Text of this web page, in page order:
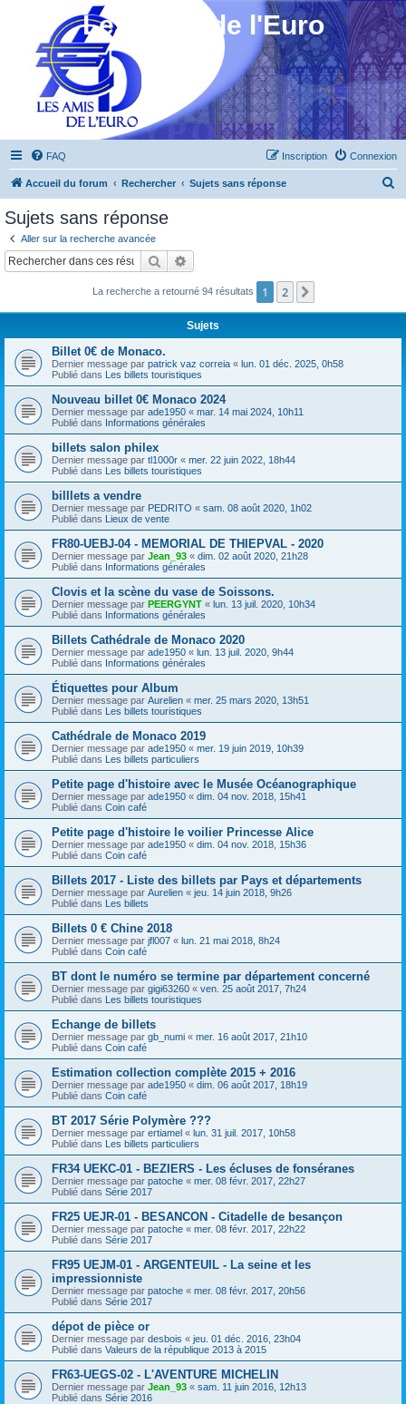
Les Amis de l'Euro
FAQ Connexion
Inscription
Accueil du forum Rechercher Sujets sans réponse
c
Sujets sans réponse
Aller sur la recherche avancée
Rechercher
La recherche a retourné 94 résultats 1 2
Sujets
Billet 0€ de Monaco.
Dernier message par patrick vaz correia « lun. 01 déc. 2025, 0h58
Publié dans Les billets touristiques
Nouveau billet 0€ Monaco 2024
Dernier message par ade1950 « mar. 14 mai 2024, 10h11
Publié dans Informations générales
billets salon philex
Dernier message par tl1000r « mer. 22 juin 2022, 18h44
Publié dans Les billets touristiques
billlets a vendre
Dernier message par PEDRITO « sam. 08 août 2020, 1h02
Publié dans Lieux de vente
FR80-UEBJ-04 - MEMORIAL DE THIEPVAL - 2020
Dernier message par Jean_93 « dim. 02 août 2020, 21h28
Publié dans Informations générales
Clovis et la scène du vase de Soissons.
Dernier message par PEERGYNT « lun. 13 juil. 2020, 10h34
Publié dans Informations générales
Billets Cathédrale de Monaco 2020
Dernier message par ade1950 « lun. 13 juil. 2020, 9h44
Publié dans Informations générales
Étiquettes pour Album
Dernier message par Aurelien « mer. 25 mars 2020, 13h51
Publié dans Les billets touristiques
Cathédrale de Monaco 2019
Dernier message par ade1950 « mer. 19 juin 2019, 10h39
Publié dans Les billets particuliers
Petite page d'histoire avec le Musée Océanographique
Dernier message par ade1950 « dim. 04 nov. 2018, 15h41
Publié dans Coin café
Petite page d'histoire le voilier Princesse Alice
Dernier message par ade1950 « dim. 04 nov. 2018, 15h36
Publié dans Coin café
Billets 2017 - Liste des billets par Pays et départements
Dernier message par Aurelien « jeu. 14 juin 2018, 9h26
Publié dans Les billets
Billets 0 € Chine 2018
Dernier message par jfl007 « lun. 21 mai 2018, 8h24
Publié dans Coin café
BT dont le numéro se termine par département concerné
Dernier message par gigi63260 « ven. 25 août 2017, 7h24
Publié dans Les billets touristiques
Echange de billets
Dernier message par gb_numi « mer. 16 août 2017, 21h10
Publié dans Coin café
Estimation collection complète 2015 + 2016
Dernier message par ade1950 « dim. 06 août 2017, 18h19
Publié dans Coin café
BT 2017 Série Polymère ???
Dernier message par ertiamel « lun. 31 juil. 2017, 10h58
Publié dans Les billets particuliers
FR34 UEKC-01 - BEZIERS - Les écluses de fonséranes
Dernier message par patoche « mer. 08 févr. 2017, 22h27
Publié dans Série 2017
FR25 UEJR-01 - BESANCON - Citadelle de besançon
Dernier message par patoche « mer. 08 févr. 2017, 22h22
Publié dans Série 2017
FR95 UEJM-01 - ARGENTEUIL - La seine et les
impressionniste
Dernier message par patoche « mer. 08 févr. 2017, 20h56
Publié dans Série 2017
dépot de pièce or
Dernier message par desbois « jeu. 01 déc. 2016, 23h04
Publié dans Valeurs de la république 2013 à 2015
FR63-UEGS-02 - L'AVENTURE MICHELIN
Dernier message par Jean_93 « sam. 11 juin 2016, 12h13
Publié dans Série 2016